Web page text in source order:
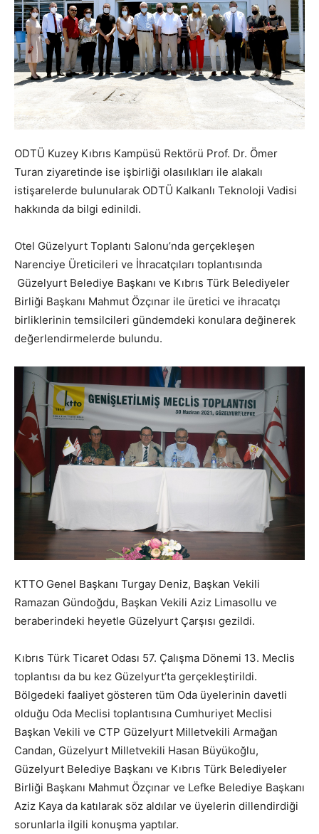
ODTÜ Kuzey Kıbrıs Kampüsü Rektörü Prof. Dr. Ömer
Turan ziyaretinde ise işbirliği olasılıkları ile alakalı
istişarelerde bulunularak ODTÜ Kalkanlı Teknoloji Vadisi
hakkında da bilgi edinildi.
Otel Güzelyurt Toplantı Salonu’nda gerçekleşen
Narenciye Üreticileri ve İhracatçıları toplantısında
Güzelyurt Belediye Başkanı ve Kıbrıs Türk Belediyeler
Birliği Başkanı Mahmut Özçınar ile üretici ve ihracatçı
birliklerinin temsilcileri gündemdeki konulara değinerek
değerlendirmelerde bulundu.
KTTO Genel Başkanı Turgay Deniz, Başkan Vekili
Ramazan Gündoğdu, Başkan Vekili Aziz Limasollu ve
beraberindeki heyetle Güzelyurt Çarşısı gezildi.
Kıbrıs Türk Ticaret Odası 57. Çalışma Dönemi 13. Meclis
toplantısı da bu kez Güzelyurt’ta gerçekleştirildi.
Bölgedeki faaliyet gösteren tüm Oda üyelerinin davetli
olduğu Oda Meclisi toplantısına Cumhuriyet Meclisi
Başkan Vekili ve CTP Güzelyurt Milletvekili Armağan
Candan, Güzelyurt Milletvekili Hasan Büyükoğlu,
Güzelyurt Belediye Başkanı ve Kıbrıs Türk Belediyeler
Birliği Başkanı Mahmut Özçınar ve Lefke Belediye Başkanı
Aziz Kaya da katılarak söz aldılar ve üyelerin dillendirdiği
sorunlarla ilgili konuşma yaptılar.